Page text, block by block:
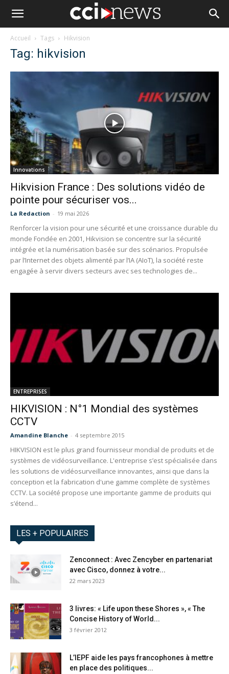
Accueil Tags Hikvision
Tag: hikvision
Innovations
Hikvision France : Des solutions vidéo de
pointe pour sécuriser vos...
La Redaction - 19 mai 2026
Renforcer la vision pour une sécurité et une croissance durable du
monde Fondée en 2001, Hikvision se concentre sur la sécurité
intégrée et la numérisation basée sur des scénarios. Propulsée
par l’Internet des objets alimenté par l’IA (AIoT), la société reste
engagée à servir divers secteurs avec ses technologies de...
ENTREPRISES
HIKVISION : N°1 Mondial des systèmes
CCTV
Amandine Blanche - 4 septembre 2015
HIKVISION est le plus grand fournisseur mondial de produits et de
systèmes de vidéosurveillance. L'entreprise s’est spécialisée dans
les solutions de vidéosurveillance innovantes, ainsi que dans la
conception et la fabrication d'une gamme complète de systèmes
CCTV. La société propose une importante gamme de produits qui
s’étend...
LES + POPULAIRES
Zenconnect : Avec Zencyber en partenariat
avec Cisco, donnez à votre...
22 mars 2023
3 livres: « Life upon these Shores », « The
Concise History of World...
3 février 2012
L’IEPF aide les pays francophones à mettre
en place des politiques...